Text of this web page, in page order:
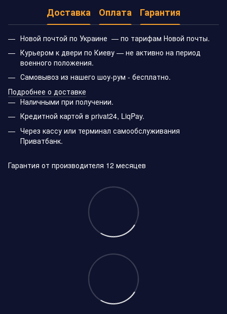
Доставка Оплата Гарантия
Новой почтой по Украине — по тарифам Новой почты.
Курьером к двери по Киеву — не активно на период
военного положения.
Самовывоз из нашего шоу-рум - бесплатно.
Подробнее о доставке
Наличными при получении.
Кредитной картой в privat24, LiqPay.
Через кассу или терминал самообслуживания
Приватбанк.
Гарантия от производителя 12 месяцев